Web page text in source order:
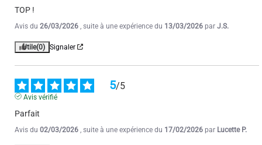
TOP !
Avis du 26/03/2026 , suite à une expérience du 13/03/2026 par J.S.
Utile(0) Signaler
5/5
Avis vérifié
Parfait
Avis du 02/03/2026 , suite à une expérience du 17/02/2026 par Lucette P.